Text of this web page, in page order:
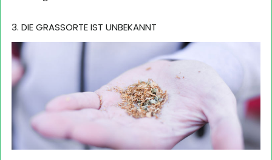
3. DIE GRASSORTE IST UNBEKANNT